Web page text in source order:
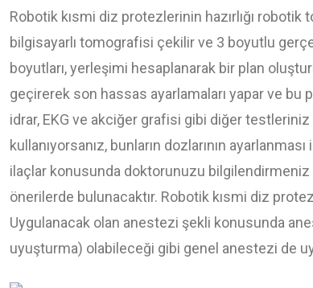
Robotik kısmi diz protezlerinin hazırlığı robotik
bilgisayarlı tomografisi çekilir ve 3 boyutlu
boyutları, yerleşimi hesaplanarak bir plan
geçirerek son hassas ayarlamaları yapar ve bu
idrar, EKG ve akciğer grafisi gibi diğer testleriniz
kullanıyorsanız, bunların dozlarının
ilaçlar konusunda doktorunuzu
önerilerde bulunacaktır. Robotik kısmi diz protezi
Uygulanacak olan anestezi şekli konusunda
uyuşturma) olabileceği gibi genel anestezi de